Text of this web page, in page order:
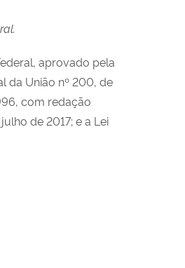
aprovado pela
da União nº 200, de
com redação
de 2017; e a Lei